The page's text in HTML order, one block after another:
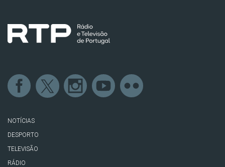
NOTÍCIAS
DESPORTO
TELEVISÃO
RÁDIO